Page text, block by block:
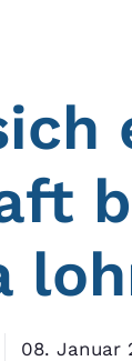
08. Januar